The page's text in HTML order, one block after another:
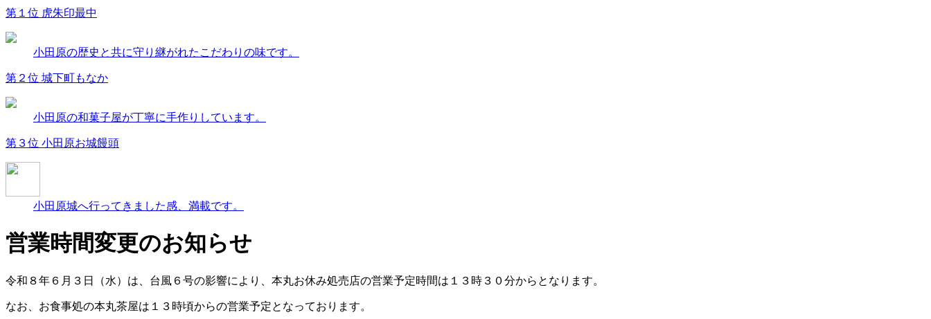
第１位 虎朱印最中
小田原の歴史と共に守り継がれたこだわりの味です。
第２位 城下町もなか
小田原の和菓子屋が丁寧に手作りしています。
第３位 小田原お城饅頭
小田原城へ行ってきました感、満載です。
営業時間変更のお知らせ
令和８年６月３日（水）は、台風６号の影響により、本丸お休み処売店の営業予定時間は１３時３０分からとなります。
なお、お食事処の本丸茶屋は１３時頃からの営業予定となっております。